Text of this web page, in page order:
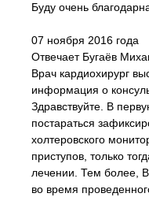
Буду очень
07 ноября 2016 года
Отвечает Бугаёв
Врач кардиохирург
информация о
Здравствуйте. В
постараться
холтеровского
приступов, только
лечении. Тем более,
во время